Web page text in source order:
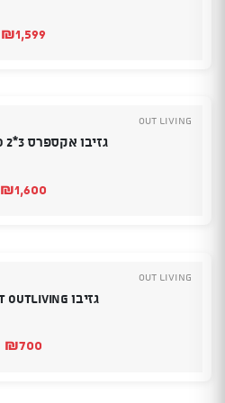
₪1,599
OUT LIVING
גזיבו אקספרס 3*2 SHADE PRO
₪1,600
OUT LIVING
גזיבו SUNLIGHT OUTLIVING
₪700